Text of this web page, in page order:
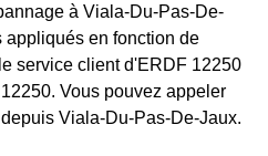
à Viala-Du-Pas-De-
appliqués en fonction de
service client d'ERDF 12250
Vous pouvez appeler
Viala-Du-Pas-De-Jaux.